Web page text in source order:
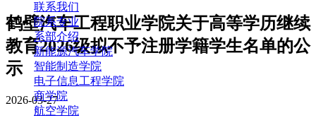
联系我们
院系专业
系部介绍
新能源汽车学院
智能制造学院
电子信息工程学院
商学院
航空学院
鹤壁汽车工程职业学院关于高等学历继续
教育2026级拟不予注册学籍学生名单的公
示
2026-03-27